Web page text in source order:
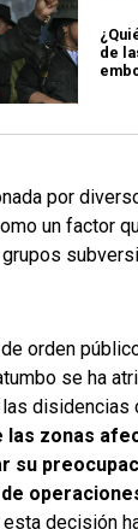
de
por
un factor
orden
se ha
disidencias
las zonas
su
decisión